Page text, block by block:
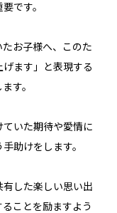
です。
お子様へ、このた
ます」と表現する
す。
いた期待や愛情に
助けをします。
した楽しい思い出
ことを励ますよう